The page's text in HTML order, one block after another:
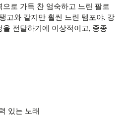
으로 가득 찬 엄숙하고 느린 팔로
고와 같지만 훨씬 느린 템포야. 강
전달하기에 이상적이고, 종종
있는 노래